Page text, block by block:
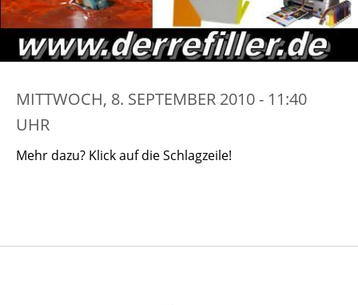
MITTWOCH, 8. SEPTEMBER 2010 - 11:40
UHR
Mehr dazu? Klick auf die Schlagzeile!